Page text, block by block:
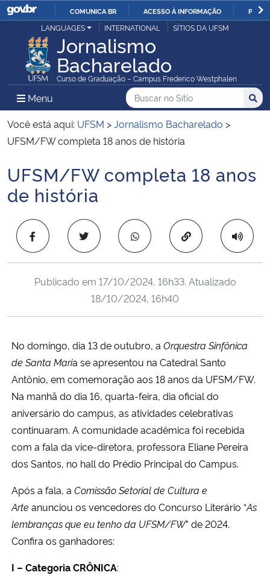
IR
PARA
O
CONTEÚDO
COMUNICA BR ACESSO À INFORMAÇÃO
Ministério da Justiça e Segurança Pública
Ministério da Defesa
Ministério das Relações Exteriores
Ministério da Infraestrutura
Ministério da Educação
Ministério da Cidadania
Ministério de Minas e Energia
Ministério da Ciência, Tecnologia, Inovações e Comunicações
Ministério do Meio Ambiente
Ministério do Desenvolvimento Regional
Controladoria-Geral da União
Ministério da Mulher, da Família e dos Direitos Humanos
Secretaria-Geral
LANGUAGES INTERNATIONAL SÍTIOS DA UFSM
Jornalismo
Bacharelado
Curso de Graduação – Campus Frederico Westphalen
Menu Menu Principal do Sítio
Busca
Buscar no no Sítio
Busca:
Você está aqui: UFSM >Jornalismo Bacharelado >
UFSM/FW completa 18 anos de história
Início do conteúdo
UFSM/FW completa 18 anos
de história
Copiar para área
Publicado em 17/10/2024, 16h33. Atualizado
18/10/2024, 16h40
No domingo, dia 13 de outubro, a Orquestra Sinfônica
de Santa Maria se apresentou na Catedral Santo
Antônio, em comemoração aos 18 anos da UFSM/FW.
Na manhã do dia 16, quarta-feira, dia oficial do
aniversário do campus, as atividades celebrativas
continuaram. A comunidade acadêmica foi recebida
com a fala da vice-diretora, professora Eliane Pereira
dos Santos, no hall do Prédio Principal do Campus.
Após a fala, a Comissão Setorial de Cultura e
Arte anunciou os vencedores do Concurso Literário “As
lembranças que eu tenho da UFSM/FW” de 2024.
Confira os ganhadores:
I – Categoria CRÔNICA: